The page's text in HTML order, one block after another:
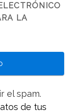
LA
el spam.
de tus